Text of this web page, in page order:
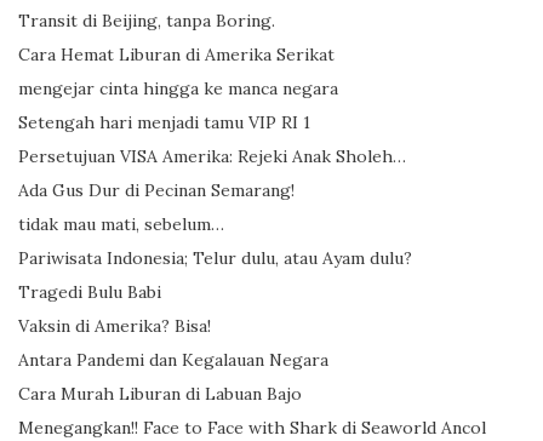
Transit di Beijing, tanpa Boring.
Cara Hemat Liburan di Amerika Serikat
mengejar cinta hingga ke manca negara
Setengah hari menjadi tamu VIP RI 1
Persetujuan VISA Amerika: Rejeki Anak Sholeh…
Ada Gus Dur di Pecinan Semarang!
tidak mau mati, sebelum…
Pariwisata Indonesia; Telur dulu, atau Ayam dulu?
Tragedi Bulu Babi
Vaksin di Amerika? Bisa!
Antara Pandemi dan Kegalauan Negara
Cara Murah Liburan di Labuan Bajo
Menegangkan!! Face to Face with Shark di Seaworld Ancol